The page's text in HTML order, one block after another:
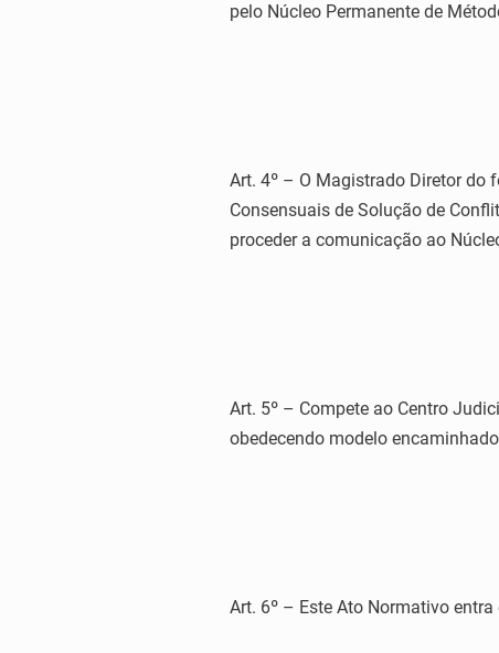
pelo Núcleo Permanente de
Art. 4º – O Magistrado Diretor do
Consensuais de Solução de
proceder a comunicação ao
Art. 5º – Compete ao Centro
obedecendo modelo encaminhado
Art. 6º – Este Ato Normativo